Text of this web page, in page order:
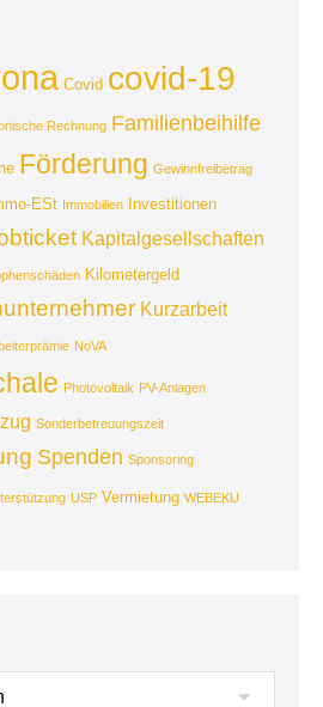
Covid covid-19
Rechnung Familienbeihilfe
Förderung Gewinnfreibetrag
ESt Immobilien
Investitionen
Kapitalgesellschaften
Kilometergeld
Kurzarbeit
NoVA
Photovoltaik PV-Anlagen
Sonderbetreuungszeit
Spenden Sponsoring
USP Vermietung WEBEKU